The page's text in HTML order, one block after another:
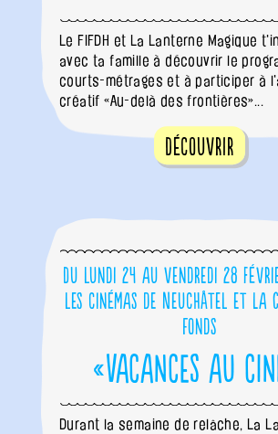
Le FIFDH et La Lanterne Magique
avec ta famille à découvrir le
courts-métrages et à participer à
créatif «Au-delà des frontières»...
Découvrir
Du lundi 24 au vendredi 28
les cinémas de Neuchâtel et La
Fonds
«Vacances au
Durant la semaine de relâche, La